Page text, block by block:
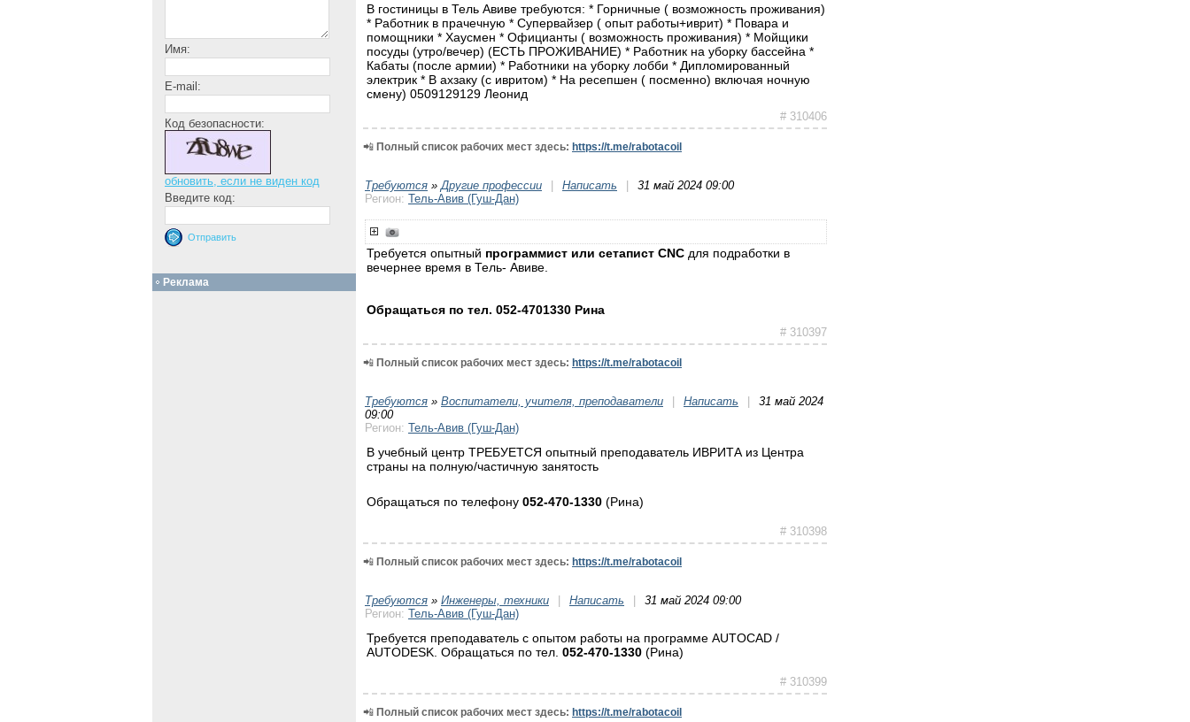
В гостиницы в Тель Авиве требуются: * Горничные ( возможность проживания)
* Работник в прачечную * Супервайзер ( опыт работы+иврит) * Повара и
помощники * Хаусмен * Официанты ( возможность проживания) * Мойщики
посуды (утро/вечер) (ЕСТЬ ПРОЖИВАНИЕ) * Работник на уборку бассейна *
Кабаты (после армии) * Работники на уборку лобби * Дипломированный
электрик * В ахзаку (с ивритом) * На ресепшен ( посменно) включая ночную
смену) 0509129129 Леонид
# 310406
📲 Полный список рабочих мест здесь: https://t.me/rabotacoil
Требуются » Другие профессии | Написать |
31 май 2024 09:00
Регион: Тель-Авив (Гуш-Дан)
Требуется опытный программист или сетапист CNC для подработки в
вечернее время в Тель- Авиве.
Обращаться по тел. 052-4701330 Рина
# 310397
📲 Полный список рабочих мест здесь: https://t.me/rabotacoil
Требуются » Воспитатели, учителя, преподаватели | Написать |
31 май 2024
09:00
Регион: Тель-Авив (Гуш-Дан)
В учебный центр ТРЕБУЕТСЯ опытный преподаватель ИВРИТА из Центра
страны на полную/частичную занятость
Обращаться по телефону 052-470-1330 (Рина)
# 310398
📲 Полный список рабочих мест здесь: https://t.me/rabotacoil
Требуются » Инженеры, техники | Написать |
31 май 2024 09:00
Регион: Тель-Авив (Гуш-Дан)
Требуется преподаватель с опытом работы на программе AUTOCAD /
AUTODESK. Обращаться по тел. 052-470-1330 (Рина)
# 310399
📲 Полный список рабочих мест здесь: https://t.me/rabotacoil
Имя:
E-mail:
Код безопасности:
обновить, если не виден код
Введите код:
Реклама